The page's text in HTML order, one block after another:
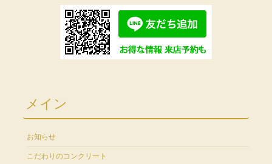
メイン
お知らせ
こだわりのコンクリート